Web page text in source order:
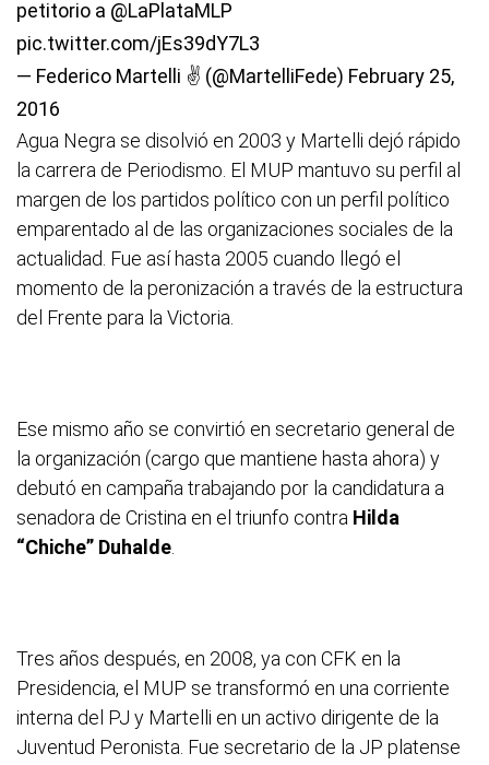
petitorio a @LaPlataMLP
pic.twitter.com/jEs39dY7L3
— Federico Martelli ✌ (@MartelliFede) February 25,
2016
Agua Negra se disolvió en 2003 y Martelli dejó rápido
la carrera de Periodismo. El MUP mantuvo su perfil al
margen de los partidos político con un perfil político
emparentado al de las organizaciones sociales de la
actualidad. Fue así hasta 2005 cuando llegó el
momento de la peronización a través de la estructura
del Frente para la Victoria.
Ese mismo año se convirtió en secretario general de
la organización (cargo que mantiene hasta ahora) y
debutó en campaña trabajando por la candidatura a
senadora de Cristina en el triunfo contra Hilda
“Chiche” Duhalde
Tres años después, en 2008, ya con CFK en la
Presidencia, el MUP se transformó en una corriente
interna del PJ y Martelli en un activo dirigente de la
Juventud Peronista. Fue secretario de la JP platense